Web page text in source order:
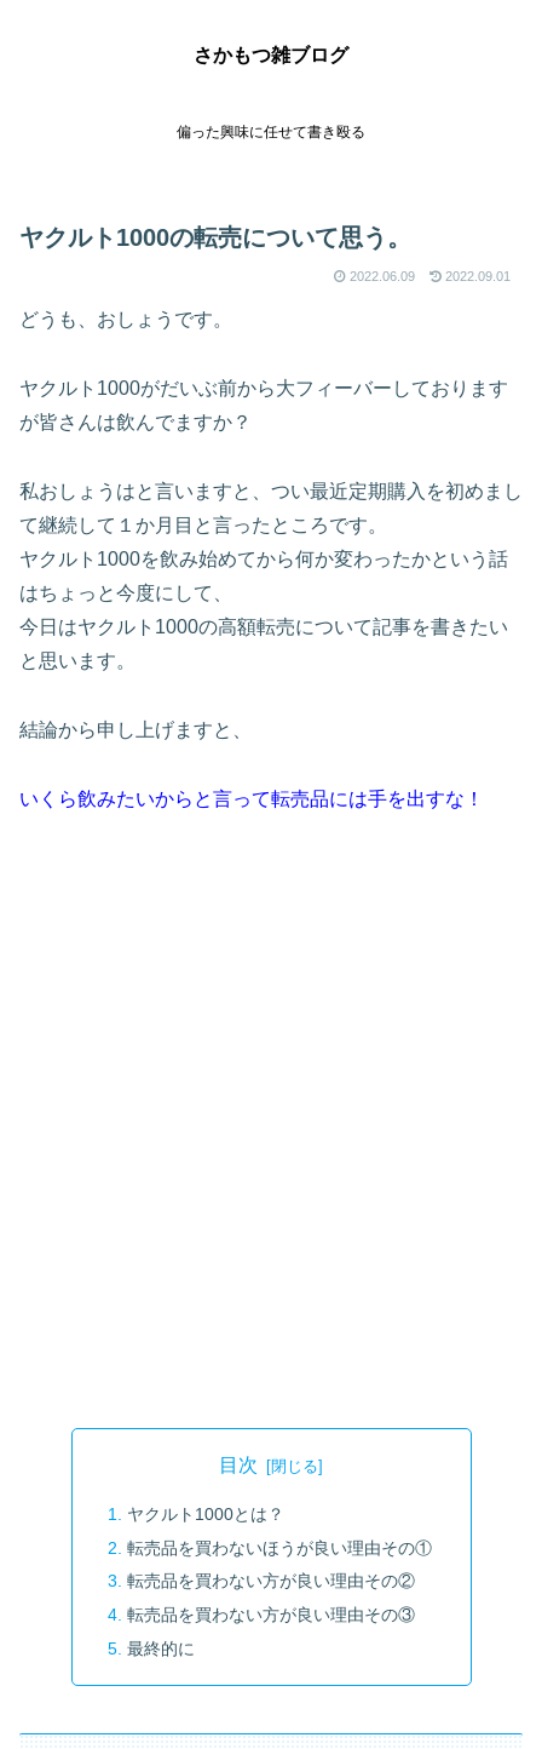
さかもつ雑ブログ
偏った興味に任せて書き殴る
ヤクルト1000の転売について思う。
2022.06.09 2022.09.01
どうも、おしょうです。
ヤクルト1000がだいぶ前から大フィーバーしております
が皆さんは飲んでますか？
私おしょうはと言いますと、つい最近定期購入を初めまし
て継続して１か月目と言ったところです。
ヤクルト1000を飲み始めてから何か変わったかという話
はちょっと今度にして、
今日はヤクルト1000の高額転売について記事を書きたい
と思います。
結論から申し上げますと、
いくら飲みたいからと言って転売品には手を出すな！
目次
ヤクルト1000とは？
転売品を買わないほうが良い理由その①
転売品を買わない方が良い理由その②
転売品を買わない方が良い理由その③
最終的に